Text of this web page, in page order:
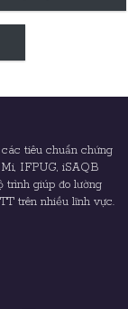
tiêu chuẩn chứng
IFPUG, iSAQB
trình giúp đo lường
trên nhiều lĩnh vực.